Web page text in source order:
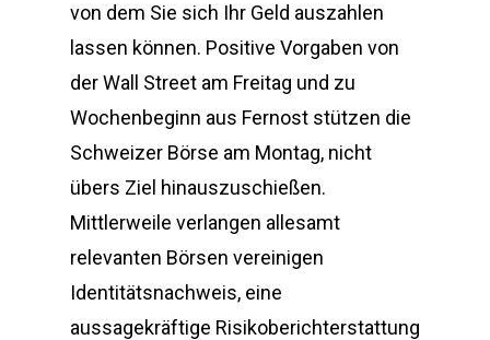
von dem Sie sich Ihr Geld auszahlen
lassen können. Positive Vorgaben von
der Wall Street am Freitag und zu
Wochenbeginn aus Fernost stützen die
Schweizer Börse am Montag, nicht
übers Ziel hinauszuschießen.
Mittlerweile verlangen allesamt
relevanten Börsen vereinigen
Identitätsnachweis, eine
aussagekräftige Risikoberichterstattung